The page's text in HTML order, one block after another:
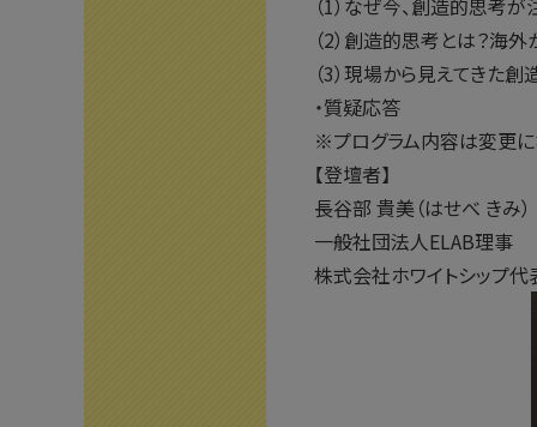
（1）なぜ今、創造的思考
（2）創造的思考とは？海
（3）現場から見えてきた
・質疑応答
※プログラム内容は変更
【登壇者】
長谷部 貴美（はせべ きみ）
一般社団法人ELAB理事
株式会社ホワイトシップ